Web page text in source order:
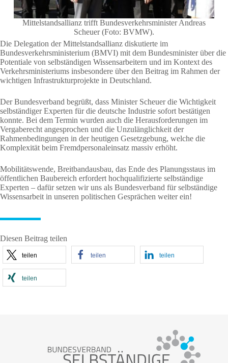
Mittelstandsallianz trifft Bundesverkehrsminister Andreas
Scheuer (Foto: BVMW).
Die Delegation der Mittelstandsallianz diskutierte im
Bundesverkehrsministerium (BMVI) mit dem Bundesminister über die
Potentiale von selbständigen Wissensarbeitern und im Kontext des
Verkehrsministeriums insbesondere über den Beitrag im Rahmen der
wichtigen Infrastrukturprojekte in Deutschland.
Der Bundesverband begrüßt, dass Minister Scheuer die Wichtigkeit
selbständiger Experten für die deutsche Industrie sofort bestätigen
konnte. Bei dem Termin wurden auch die Herausforderungen im
Vergaberecht angesprochen und die Unzulänglichkeit der
Rahmenbedingungen in der heutigen Gesetzgebung, welche die
Komplexität beim Fremdpersonaleinsatz massiv erhöht.
Mobilitätswende, Breitbandausbau, das Ende des Planungsstaus im
öffentlichen Baubereich erfordert hochqualifizierte selbständige
Experten – dafür setzen wir uns als Bundesverband für selbständige
Wissensarbeit in unseren politischen Gesprächen weiter ein!
Diesen Beitrag teilen
teilen teilen teilen
teilen